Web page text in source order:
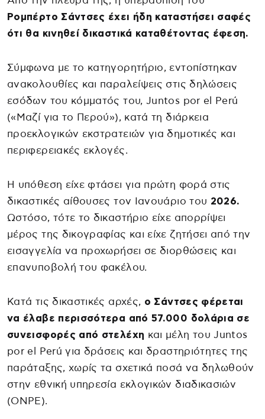
Ρομπέρτο Σάντσες έχει ήδη καταστήσει σαφές
ότι θα κινηθεί δικαστικά καταθέτοντας έφεση.
Σύμφωνα με το κατηγορητήριο, εντοπίστηκαν
ανακολουθίες και παραλείψεις στις δηλώσεις
εσόδων του κόμματός του, Juntos por el Perú
(«Μαζί για το Περού»), κατά τη διάρκεια
προεκλογικών εκστρατειών για δημοτικές και
περιφερειακές εκλογές.
Η υπόθεση είχε φτάσει για πρώτη φορά στις
δικαστικές αίθουσες τον Ιανουάριο του 2026.
Ωστόσο, τότε το δικαστήριο είχε απορρίψει
μέρος της δικογραφίας και είχε ζητήσει από την
εισαγγελία να προχωρήσει σε διορθώσεις και
επανυποβολή του φακέλου.
Κατά τις δικαστικές αρχές, ο Σάντσες φέρεται
να έλαβε περισσότερα από 57.000 δολάρια σε
συνεισφορές από στελέχη και μέλη του Juntos
por el Perú για δράσεις και δραστηριότητες της
παράταξης, χωρίς τα σχετικά ποσά να δηλωθούν
στην εθνική υπηρεσία εκλογικών διαδικασιών
(ONPE).